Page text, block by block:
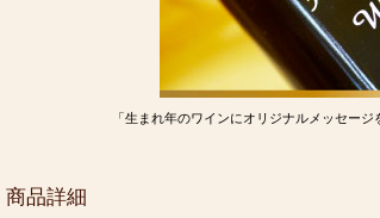
「生まれ年のワインにオリジナルメッセー
商品詳細